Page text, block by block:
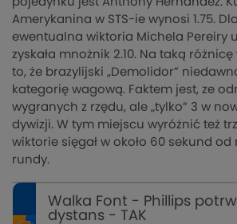
Amerykanina w STS-ie wynosi 1.75.
ewentualna wiktoria Michela Pereiry
zyskała mnożnik 2.10. Na taką różnicę
to, że brazylijski „Demolidor”
kategorię wagową. Faktem jest, ze
wygranych z rzędu, ale „tylko” 3 w
dywizji. W tym miejscu wyróżnić też
wiktorie sięgał w około 60 sekund od
rundy.
Walka Font - Phillips
dystans - TAK